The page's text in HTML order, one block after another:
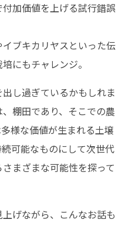
加価値を上げる試行錯誤
ブキカリヤスといった伝
にもチャレンジ。
出し過ぎているかもしれま
棚田であり、そこでの農
様な価値が生まれる土壌
可能なものにして次世代
まざまな可能性を探って
げながら、こんなお話も